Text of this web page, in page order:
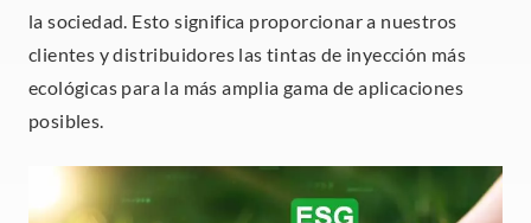
la sociedad. Esto significa proporcionar a nuestros
clientes y distribuidores las tintas de inyección más
ecológicas para la más amplia gama de aplicaciones
posibles.